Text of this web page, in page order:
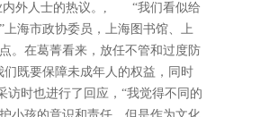
内外人士的热议。, “我们看似给
海市政协委员，上海图书馆、上
。在葛菁看来，放任不管和过度防
既要保障未成年人的权益，同时
时也进行了回应，“我觉得不同的